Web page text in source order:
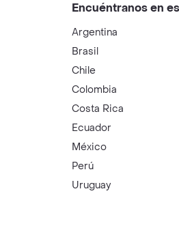
Encuéntranos en
Argentina
Brasil
Chile
Colombia
Costa Rica
Ecuador
México
Perú
Uruguay